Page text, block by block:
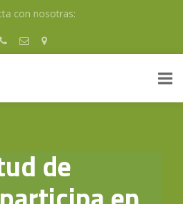
con nosotras:
de